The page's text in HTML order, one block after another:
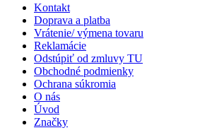
Kontakt
Doprava a platba
Vrátenie/ výmena tovaru
Reklamácie
Odstúpiť od zmluvy TU
Obchodné podmienky
Ochrana súkromia
O nás
Úvod
Značky